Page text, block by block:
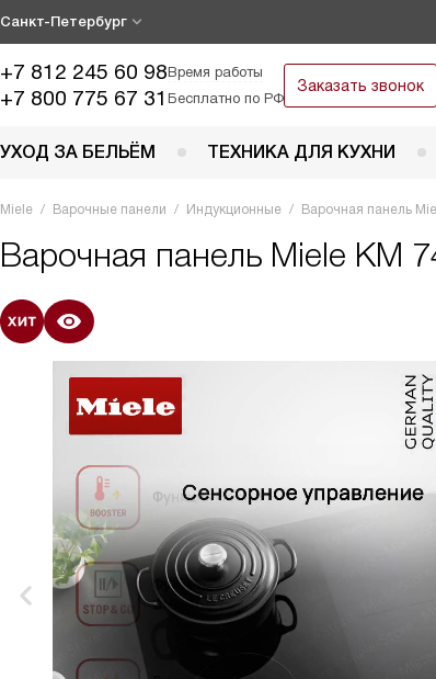
Санкт-Петербург
+7 812 245 60 98Время работы
+7 800 775 67 31 Бесплатно по РФ
Заказать звонок
УХОД ЗА БЕЛЬЁМ ТЕХНИКА ДЛЯ КУХНИ
Miele Варочные панели Индукционные Варочная панель
Варочная панель Miele KM